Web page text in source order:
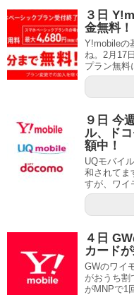
３日
金無料
Y!mobileの
ね。2月17
プラン無料
９日 今
ル、ド
額中！
UQモバイ
和されてま
すが、ワイ
４日
カード
GWのワイ
がおうち割
がMNPで1